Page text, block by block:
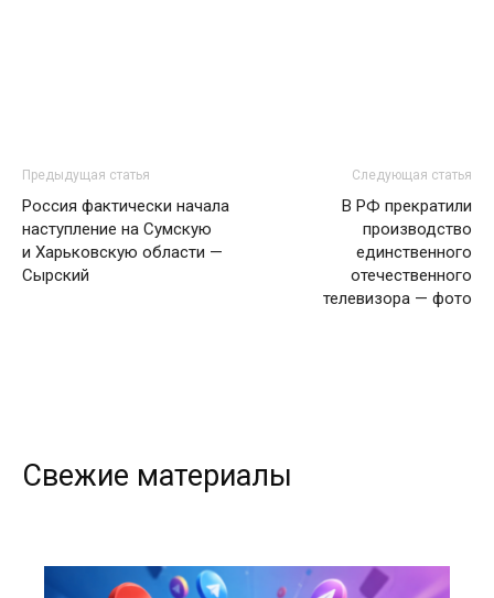
Предыдущая статья
Россия фактически начала
наступление на Сумскую
и Харьковскую области —
Сырский
Следующая статья
В РФ прекратили
производство
единственного
отечественного
телевизора — фото
Свежие материалы